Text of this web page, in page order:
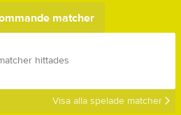
matcher
hittades
Visa alla spelade matcher